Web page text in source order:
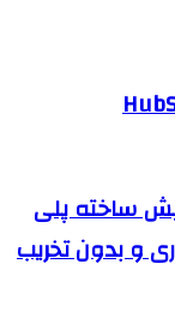
ساخته پلی
و بدون تخریب